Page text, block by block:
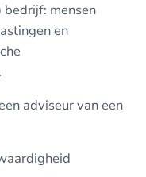
bedrijf: mensen
en
adviseur van een